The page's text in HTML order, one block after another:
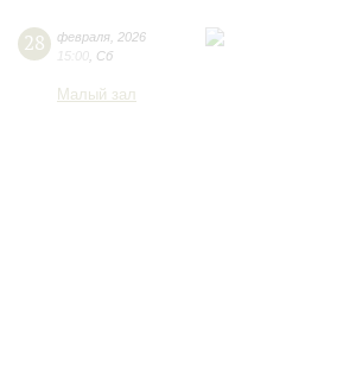
28 февраля 2026
15:00 Сб
Малый зал